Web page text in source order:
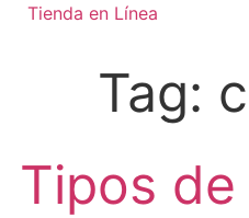
Tienda en Línea
Tag:
Tipos